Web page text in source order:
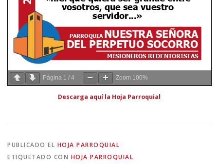
Página 1 / 4 Zoom 100%
Descarga aquí la Hoja Parroquial
PUBLICADO EL HOJA PARROQUIAL
ETIQUETADO CON HOJA PARROQUIAL